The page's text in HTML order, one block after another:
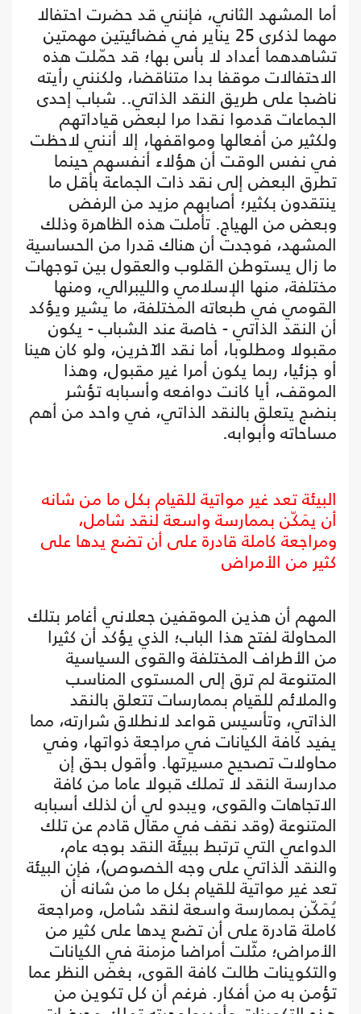
أما المشهد الثاني، فإنني قد حضرت احتفالا
مهما لذكرى 25 يناير في فضائيتين مهمتين
تشاهدهما أعداد لا بأس بها؛ قد حمّلت هذه
الاحتفالات موقفا بدا متناقضا، ولكنني رأيته
ناضجا على طريق النقد الذاتي.. شباب إحدى
الجماعات قدموا نقدا مرا لبعض قياداتهم
ولكثير من أفعالها ومواقفها، إلا أنني لاحظت
في نفس الوقت أن هؤلاء أنفسهم حينما
تطرق البعض إلى نقد ذات الجماعة بأقل ما
ينتقدون بكثير؛ أصابهم مزيد من الرفض
وبعض من الهياج. تأملت هذه الظاهرة وذلك
المشهد، فوجدت أن هناك قدرا من الحساسية
ما زال يستوطن القلوب والعقول بين توجهات
مختلفة، منها الإسلامي والليبرالي، ومنها
القومي في طبعاته المختلفة، ما يشير ويؤكد
أن النقد الذاتي - خاصة عند الشباب - يكون
مقبولا ومطلوبا، أما نقد الآخرين، ولو كان هينا
أو جزئيا، ربما يكون أمرا غير مقبول، وهذا
الموقف، أيا كانت دوافعه وأسبابه تؤشر
بنضج يتعلق بالنقد الذاتي، في واحد من أهم
مساحاته وأبوابه.
البيئة تعد غير مواتية للقيام بكل ما من شانه
أن يمَكّن بممارسة واسعة لنقد شامل،
ومراجعة كاملة قادرة على أن تضع يدها على
كثير من الأمراض
المهم أن هذين الموقفين جعلاني أغامر بتلك
المحاولة لفتح هذا الباب؛ الذي يؤكد أن كثيرا
من الأطراف المختلفة والقوى السياسية
المتنوعة لم ترق إلى المستوى المناسب
والملائم للقيام بممارسات تتعلق بالنقد
الذاتي، وتأسيس قواعد لانطلاق شرارته، مما
يفيد كافة الكيانات في مراجعة ذواتها، وفي
محاولات تصحيح مسيرتها. وأقول بحق إن
مدارسة النقد لا تملك قبولا عاما من كافة
الاتجاهات والقوى، ويبدو لي أن لذلك أسبابه
المتنوعة (وقد نقف في مقال قادم عن تلك
الدواعي التي ترتبط ببيئة النقد بوجه عام،
والنقد الذاتي على وجه الخصوص)، فإن البيئة
تعد غير مواتية للقيام بكل ما من شانه أن
يُمَكّن بممارسة واسعة لنقد شامل، ومراجعة
كاملة قادرة على أن تضع يدها على كثير من
الأمراض؛ مثّلت أمراضا مزمنة في الكيانات
والتكوينات طالت كافة القوى، بغض النظر عما
تؤمن به من أفكار. فرغم أن كل تكوين من